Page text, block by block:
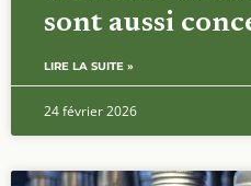
sont aussi
LIRE LA SUITE »
24 février 2026